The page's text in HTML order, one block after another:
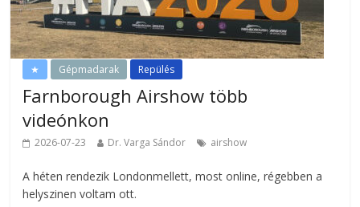
★ Gépmadarak Repülés
Farnborough Airshow több
videónkon
2026-07-23 Dr. Varga Sándor airshow
A héten rendezik Londonmellett, most online, régebben a
helyszinen voltam ott.